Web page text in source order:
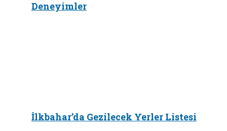
Deneyimler
İlkbahar’da Gezilecek Yerler Listesi